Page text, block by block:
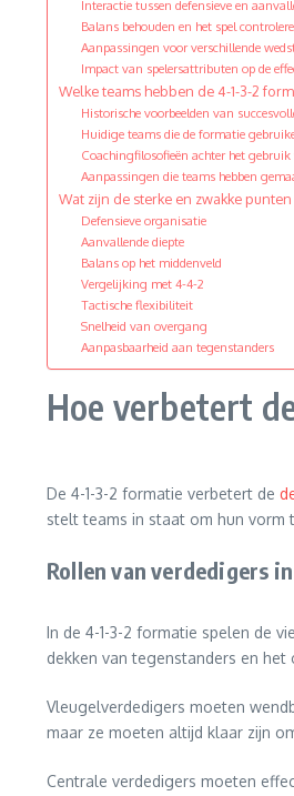
Interactie tussen defensieve en
Balans behouden en het spel
Aanpassingen voor verschillende
Impact van spelersattributen op de
Welke teams hebben de 4-1-3-2
Historische voorbeelden van
Huidige teams die de formatie
Coachingfilosofieën achter het
Aanpassingen die teams hebben
Wat zijn de sterke en zwakke
Defensieve organisatie
Aanvallende diepte
Balans op het middenveld
Vergelijking met 4-4-2
Tactische flexibiliteit
Snelheid van overgang
Aanpasbaarheid aan tegenstanders
Hoe verbetert
De 4-1-3-2 formatie verbetert de
stelt teams in staat om hun vorm
Rollen van verdedigers
In de 4-1-3-2 formatie spelen de
dekken van tegenstanders en
Vleugelverdedigers moeten
maar ze moeten altijd klaar zijn
Centrale verdedigers moeten